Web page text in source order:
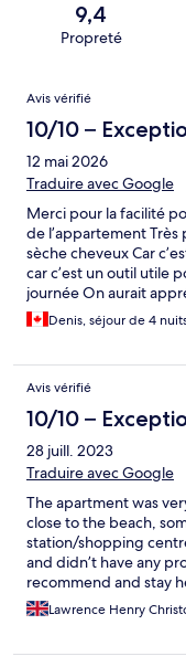
9,4
Propreté
Avis
Avis vérifié
10/10 –
12 mai 2026
Traduire avec Google
Merci pour la facilité
de l’appartement Très
sèche cheveux Car
car c’est un outil utile
journée On aurait
Denis, séjour de 4
Avis vérifié
10/10 –
28 juill. 2023
Traduire avec Google
The apartment was
close to the beach,
station/shopping
and didn’t have any
recommend and stay
Lawrence Henry